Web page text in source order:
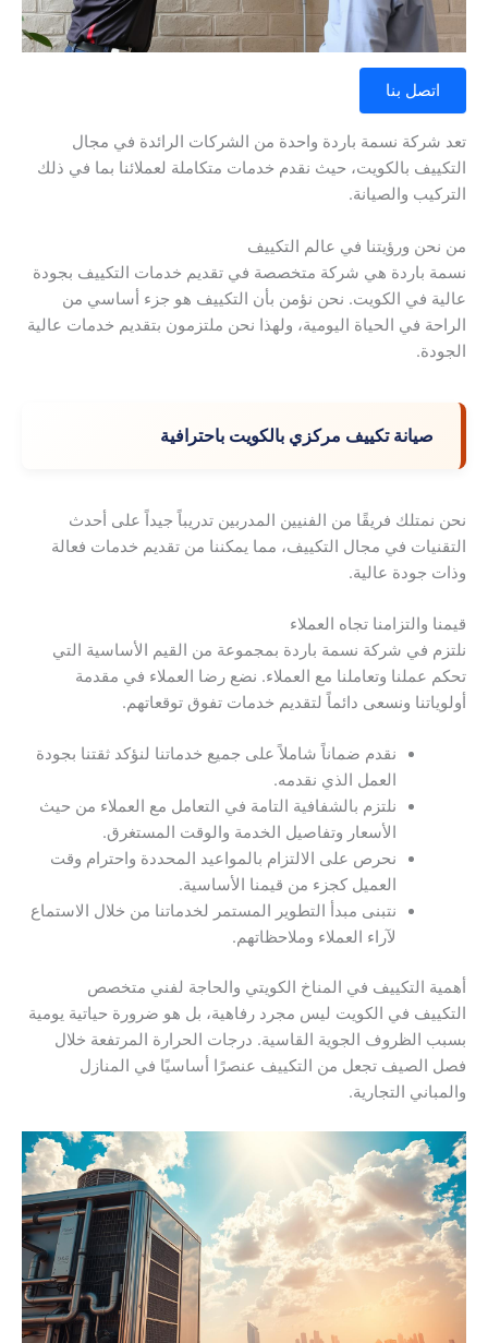
اتصل بنا
تعد شركة نسمة باردة واحدة من الشركات الرائدة في مجال
التكييف بالكويت، حيث نقدم خدمات متكاملة لعملائنا بما في ذلك
التركيب والصيانة.
من نحن ورؤيتنا في عالم التكييف
نسمة باردة هي شركة متخصصة في تقديم خدمات التكييف بجودة
عالية في الكويت. نحن نؤمن بأن التكييف هو جزء أساسي من
الراحة في الحياة اليومية، ولهذا نحن ملتزمون بتقديم خدمات عالية
الجودة.
صيانة تكييف مركزي بالكويت باحترافية
نحن نمتلك فريقًا من الفنيين المدربين تدريباً جيداً على أحدث
التقنيات في مجال التكييف، مما يمكننا من تقديم خدمات فعالة
وذات جودة عالية.
قيمنا والتزامنا تجاه العملاء
نلتزم في شركة نسمة باردة بمجموعة من القيم الأساسية التي
تحكم عملنا وتعاملنا مع العملاء. نضع رضا العملاء في مقدمة
أولوياتنا ونسعى دائماً لتقديم خدمات تفوق توقعاتهم.
نقدم ضماناً شاملاً على جميع خدماتنا لنؤكد ثقتنا بجودة
العمل الذي نقدمه.
نلتزم بالشفافية التامة في التعامل مع العملاء من حيث
الأسعار وتفاصيل الخدمة والوقت المستغرق.
نحرص على الالتزام بالمواعيد المحددة واحترام وقت
العميل كجزء من قيمنا الأساسية.
نتبنى مبدأ التطوير المستمر لخدماتنا من خلال الاستماع
لآراء العملاء وملاحظاتهم.
أهمية التكييف في المناخ الكويتي والحاجة لفني متخصص
التكييف في الكويت ليس مجرد رفاهية، بل هو ضرورة حياتية يومية
بسبب الظروف الجوية القاسية. درجات الحرارة المرتفعة خلال
فصل الصيف تجعل من التكييف عنصرًا أساسيًا في المنازل
والمباني التجارية.